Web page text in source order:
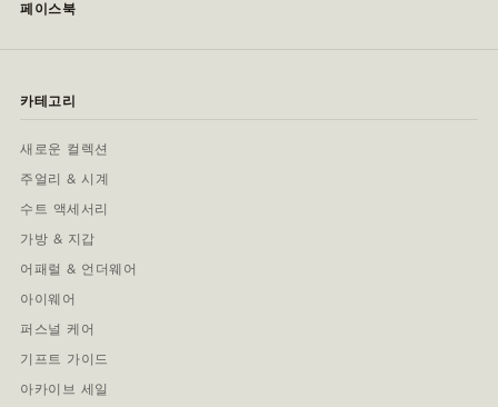
페이스북
카테고리
새로운 컬렉션
주얼리 & 시계
수트 액세서리
가방 & 지갑
어패럴 & 언더웨어
아이웨어
퍼스널 케어
기프트 가이드
아카이브 세일